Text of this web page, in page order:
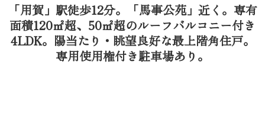
「用賀」駅徒歩12分。「馬事公苑」近く。専有
面積120㎡超、50㎡超のルーフバルコニー付き
4LDK。陽当たり・眺望良好な最上階角住戸。
専用使用権付き駐車場あり。